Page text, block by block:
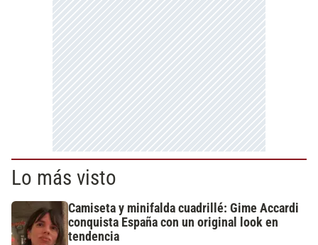
Lo más visto
Camiseta y minifalda cuadrillé: Gime Accardi
conquista España con un original look en
tendencia